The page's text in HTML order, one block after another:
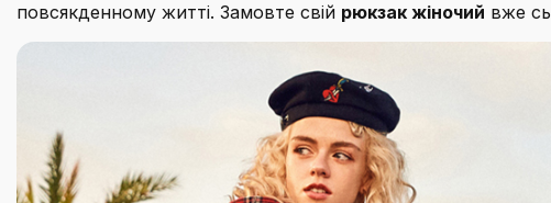
повсякденному житті. Замовте свій рюкзак жіночий вже